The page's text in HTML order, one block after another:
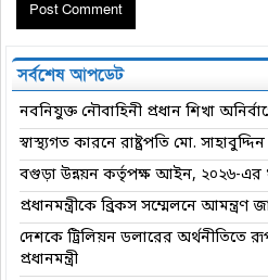
সর্বশেষ আপডেট
নবনিযুক্ত নৌবাহিনী প্রধান শিখা
স্বাস্থ্যগত কারনে রাষ্ট্রপতি মো.
বগুড়া উন্নয়ন কর্তৃপক্ষ আইন, ২০২৬-
প্রধানমন্ত্রীকে ব্রিকস সম্মেলনে
দেশকে ট্রিলিয়ন ডলারের অর্থনীতিতে
প্রধানমন্ত্রী